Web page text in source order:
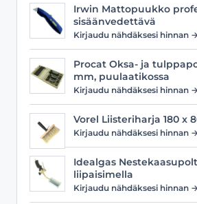
Irwin Mattopuukko
sisäänvedettävä
Kirjaudu nähdäksesi hinnan →
Procat Oksa- ja
mm, puulaatikossa
Kirjaudu nähdäksesi hinnan →
Vorel Liisteriharja 180 x
Kirjaudu nähdäksesi hinnan →
Idealgas
liipaisimella
Kirjaudu nähdäksesi hinnan →